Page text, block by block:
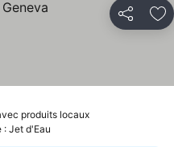
Partager
produits locaux
: Jet d'Eau